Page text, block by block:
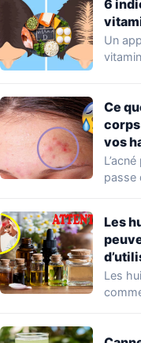
6
Un
Ce
corps
vos
passe
Les
Les